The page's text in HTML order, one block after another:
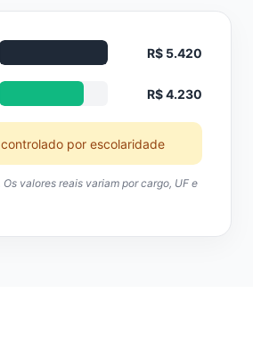
R$ 5.420
R$ 4.230
controlado por escolaridade
valores reais variam por cargo, UF e